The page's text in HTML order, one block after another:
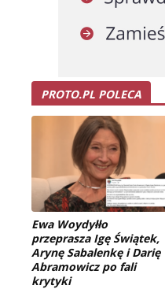
PROTO.PL POLECA
Ewa Woydyłło
przeprasza Igę Świątek,
Arynę Sabalenkę i Darię
Abramowicz po fali
krytyki